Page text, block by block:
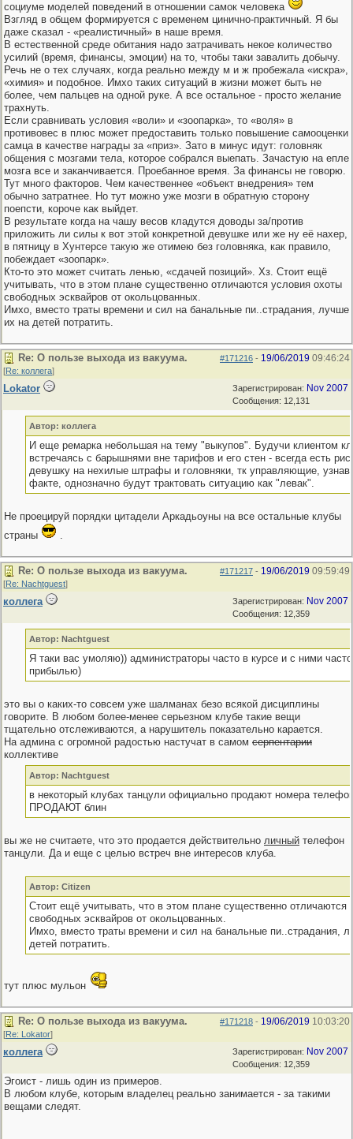
социуме моделей поведений в отношении самок человека
Взгляд в общем формируется с временем цинично-практичный. Я бы
даже сказал - «реалистичный» в наше время.
В естественной среде обитания надо затрачивать некое количество
усилий (время, финансы, эмоции) на то, чтобы таки завалить добычу.
Речь не о тех случаях, когда реально между м и ж пробежала «искра»,
«химия» и подобное. Имхо таких ситуаций в жизни может быть не
более, чем пальцев на одной руке. А все остальное - просто желание
трахнуть.
Если сравнивать условия «воли» и «зоопарка», то «воля» в
противовес в плюс может предоставить только повышение самооценки
самца в качестве награды за «приз». Зато в минус идут: головняк
общения с мозгами тела, которое собрался выепать. Зачастую на епле
мозга все и заканчивается. Проебанное время. За финансы не говорю.
Тут много факторов. Чем качественнее «объект внедрения» тем
обычно затратнее. Но тут можно уже мозги в обратную сторону
поепсти, короче как выйдет.
В результате когда на чашу весов кладутся доводы за/против
приложить ли силы к вот этой конкретной девушке или же ну её нахер,
в пятницу в Хунтерсе такую же отимею без головняка, как правило,
побеждает «зоопарк».
Кто-то это может считать ленью, «сдачей позиций». Хз. Стоит ещё
учитывать, что в этом плане существенно отличаются условия охоты
свободных эсквайров от окольцованных.
Имхо, вместо траты времени и сил на банальные пи..страдания, лучше
их на детей потратить.
#171216 - 19/06/2019 09:46:24
Re: О пользе выхода из вакуума.
[Re: коллега]
Зарегистрирован: Nov 2007
Сообщения: 12,131
Lokator
Автор: коллега
И еще ремарка небольшая на тему "выкупов". Будучи клиентом
встречаясь с барышнями вне тарифов и его стен - всегда есть
девушку на нехилые штрафы и головняки, тк управляющие, узнав
факте, однозначно будут трактовать ситуацию как "левак".
Не проецируй порядки цитадели Аркадьоуны на все остальные клубы
страны
.
#171217 - 19/06/2019 09:59:49
Re: О пользе выхода из вакуума.
[Re: Nachtguest]
Зарегистрирован: Nov 2007
Сообщения: 12,359
коллега
Автор: Nachtguest
Я таки вас умоляю)) администраторы часто в курсе и с ними
прибылью)
это вы о каких-то совсем уже шалманах безо всякой дисциплины
говорите. В любом более-менее серьезном клубе такие вещи
тщательно отслеживаются, а нарушитель показательно карается.
На админа с огромной радостью настучат в самом серпентарии
коллективе
Автор: Nachtguest
в некоторый клубах танцули официально продают номера
ПРОДАЮТ блин
вы же не считаете, что это продается действительно личный телефон
танцули. Да и еще с целью встреч вне интересов клуба.
Автор: Citizen
Стоит ещё учитывать, что в этом плане существенно отличаются
свободных эсквайров от окольцованных.
Имхо, вместо траты времени и сил на банальные пи..страдания,
детей потратить.
тут плюс мульон
#171218 - 19/06/2019 10:03:20
Re: О пользе выхода из вакуума.
[Re: Lokator]
Зарегистрирован: Nov 2007
Сообщения: 12,359
коллега
Эгоист - лишь один из примеров.
В любом клубе, которым владелец реально занимается - за такими
вещами следят.